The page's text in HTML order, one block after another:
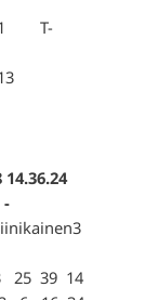
11 T-
9 - 13
39 14